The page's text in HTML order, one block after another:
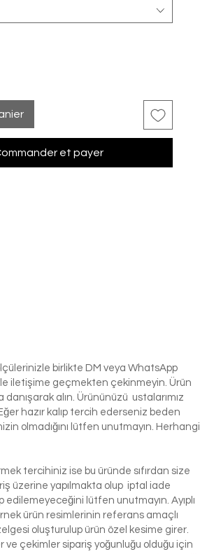
et payer
birlikte DM veya WhatsApp
iletişime geçmekten çekinmeyin. Ürün
alın. Ürününüzü ustalarımız
hazır kalıp tercih ederseniz beden
olmadığını lütfen unutmayın. Herhangi
tercihiniz ise bu üründe sıfırdan size
üzerine yapılmakta olup iptal iade
lütfen unutmayın. Ayıplı
ürün resimlerinin referans amaçlı
oluşturulup ürün özel kesime girer.
çekimler sipariş yoğunluğu olduğu için